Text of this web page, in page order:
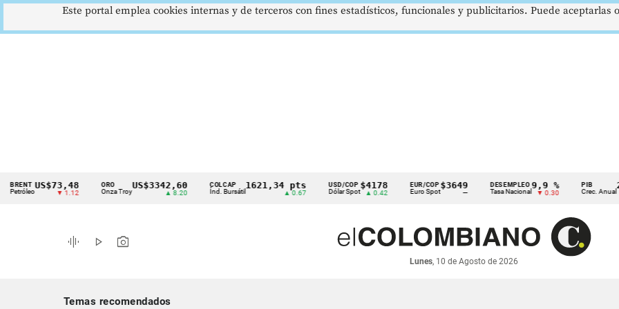
Cintillo
indicadores
económicos
US$73,48
▼ 1.12
ORO
Onza Troy
US$3342,60 COLCAP
Índ. Bursátil
1621,34 pts USD/COP
Dólar Spot
$4178
▲ 0.42
EUR/COP
Euro Spot
$3649
—
DESEMPLEO
Tasa Nacional
9,9 %
▼ 0.30
PIB
Crec. Anual
2,8 %
▲ 0.10
graphic_eq play_arrow photo_camera
Lunes, 10 de Agosto de 2026
Temas recomendados
Este portal emplea cookies internas y de terceros con fines estadísticos, funcionales y publicitarios. Puede aceptarlas